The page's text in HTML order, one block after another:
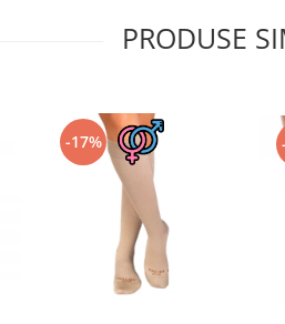
PRODUSE
-17%